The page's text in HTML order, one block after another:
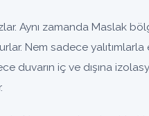
Aynı zamanda Maslak
Nem sadece
duvarın iç ve dışına